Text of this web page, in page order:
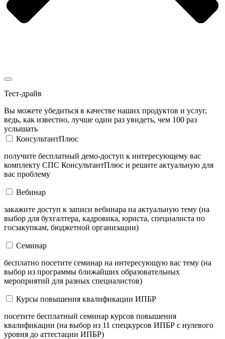
Тест-драйв
Вы можете убедиться в качестве наших продуктов и услуг,
ведь, как известно, лучше один раз увидеть, чем 100 раз
услышать
КонсультантПлюс
получите бесплатный демо-доступ к интересующему вас
комплекту СПС КонсультантПлюс и решите актуальную для
вас проблему
Вебинар
закажите доступ к записи вебинара на актуальную тему (на
выбор для бухгалтера, кадровика, юриста, специалиста по
госзакупкам, бюджетной организации)
Семинар
бесплатно посетите семинар на интересующую вас тему (на
выбор из программы ближайших образовательных
мероприятий для разных специалистов)
Курсы повышения квалификации ИПБР
посетите бесплатный семинар курсов повышения
квалификации (на выбор из 11 спецкурсов ИПБР с нулевого
уровня до аттестации ИПБР)